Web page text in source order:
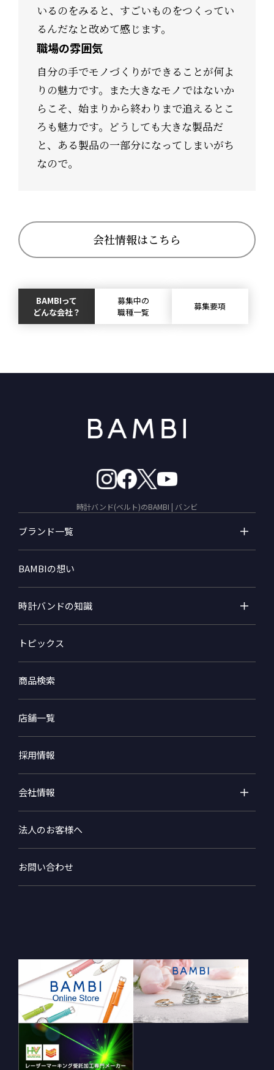
いるのをみると、すごいものをつくってい
るんだなと改めて感じます。
職場の雰囲気
自分の手でモノづくりができることが何よ
りの魅力です。また大きなモノではないか
らこそ、始まりから終わりまで追えるとこ
ろも魅力です。どうしても大きな製品だ
と、ある製品の一部分になってしまいがち
なので。
会社情報はこちら
BAMBIって
どんな会社？
募集中の
職種一覧
募集要項
時計バンド(ベルト)のBAMBI | バンビ
ブランド一覧
BAMBIの想い
時計バンドの知識
トピックス
商品検索
店舗一覧
採用情報
会社情報
法人のお客様へ
お問い合わせ